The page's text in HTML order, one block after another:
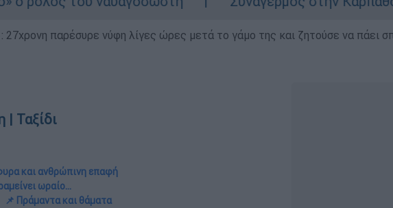
παρέσυρε νύφη λίγες ώρες μετά το γάμο της και ζητούσε να πάει
| Ταξίδι
και ανθρώπινη επαφή
ωραίο…
📌 Πράμαντα και θάματα